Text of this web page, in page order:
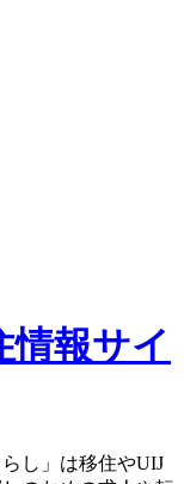
情報サイ
し」は移住やUIJ